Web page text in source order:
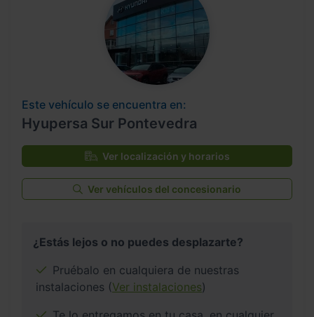
Este vehículo se encuentra en:
Hyupersa Sur Pontevedra
Ver localización y horarios
Ver vehículos del concesionario
¿Estás lejos o no puedes desplazarte?
Pruébalo en cualquiera de nuestras
instalaciones (Ver instalaciones)